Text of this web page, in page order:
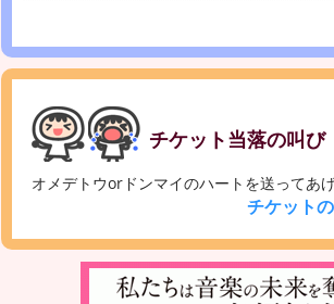
チケット当落の叫び
オメデトウorドンマイのハートを送ってあ
チケット